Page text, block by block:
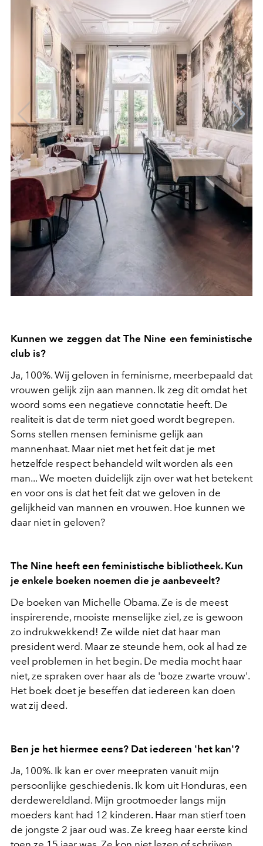
Kunnen we zeggen dat The Nine een feministische
club is?
Ja, 100%. Wij geloven in feminisme, meerbepaald dat
vrouwen gelijk zijn aan mannen. Ik zeg dit omdat het
woord soms een negatieve connotatie heeft. De
realiteit is dat de term niet goed wordt begrepen.
Soms stellen mensen feminisme gelijk aan
mannenhaat. Maar niet met het feit dat je met
hetzelfde respect behandeld wilt worden als een
man... We moeten duidelijk zijn over wat het betekent
en voor ons is dat het feit dat we geloven in de
gelijkheid van mannen en vrouwen. Hoe kunnen we
daar niet in geloven?
The Nine heeft een feministische bibliotheek. Kun
je enkele boeken noemen die je aanbeveelt?
De boeken van Michelle Obama. Ze is de meest
inspirerende, mooiste menselijke ziel, ze is gewoon
zo indrukwekkend! Ze wilde niet dat haar man
president werd. Maar ze steunde hem, ook al had ze
veel problemen in het begin. De media mocht haar
niet, ze spraken over haar als de 'boze zwarte vrouw'.
Het boek doet je beseffen dat iedereen kan doen
wat zij deed.
Ben je het hiermee eens? Dat iedereen 'het kan'?
Ja, 100%. Ik kan er over meepraten vanuit mijn
persoonlijke geschiedenis. Ik kom uit Honduras, een
derdewereldland. Mijn grootmoeder langs mijn
moeders kant had 12 kinderen. Haar man stierf toen
de jongste 2 jaar oud was. Ze kreeg haar eerste kind